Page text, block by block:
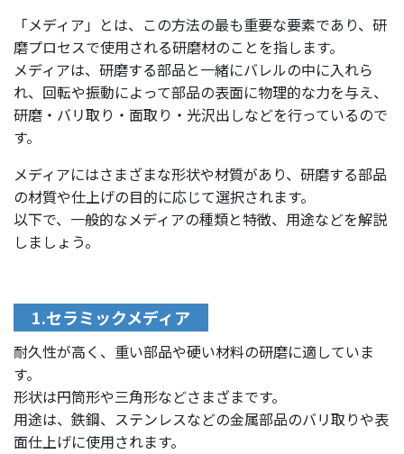
「メディア」とは、この方法の最も重要な要素であり、研
磨プロセスで使用される研磨材のことを指します。
メディアは、研磨する部品と一緒にバレルの中に入れら
れ、回転や振動によって部品の表面に物理的な力を与え、
研磨・バリ取り・面取り・光沢出しなどを行っているので
す。
メディアにはさまざまな形状や材質があり、研磨する部品
の材質や仕上げの目的に応じて選択されます。
以下で、一般的なメディアの種類と特徴、用途などを解説
しましょう。
1.セラミックメディア
耐久性が高く、重い部品や硬い材料の研磨に適していま
す。
形状は円筒形や三角形などさまざまです。
用途は、鉄鋼、ステンレスなどの金属部品のバリ取りや表
面仕上げに使用されます。